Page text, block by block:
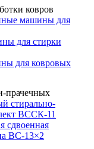
ковров
машины для
для стирки
для ковровых
прачечных
стирально-
ВССК-11
сдвоенная
ВС-13×2